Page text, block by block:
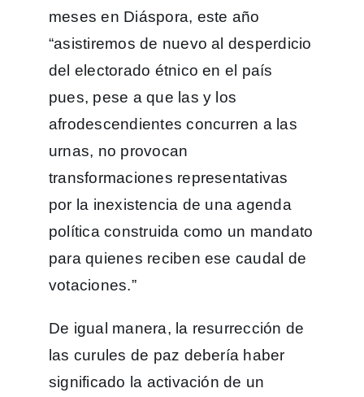
meses en Diáspora, este año
“asistiremos de nuevo al desperdicio
del electorado étnico en el país
pues, pese a que las y los
afrodescendientes concurren a las
urnas, no provocan
transformaciones representativas
por la inexistencia de una agenda
política construida como un mandato
para quienes reciben ese caudal de
votaciones.”
De igual manera, la resurrección de
las curules de paz debería haber
significado la activación de un